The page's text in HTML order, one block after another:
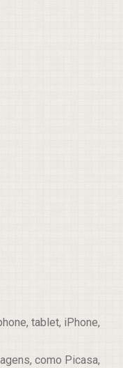
tablet, iPhone,
como Picasa,